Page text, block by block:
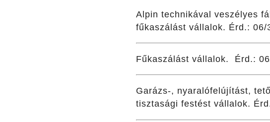
Alpin technikával veszélyes
fűkaszálást vállalok. Érd.: 06/
Fűkaszálást vállalok. Érd.:
Garázs-, nyaralófelújítást,
tisztasági festést vállalok.